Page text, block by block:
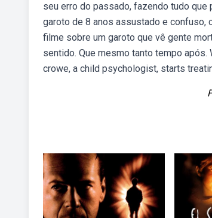
seu erro do passado, fazendo tudo
garoto de 8 anos assustado e confuso,
filme sobre um garoto que vê gente
sentido. Que mesmo tanto tempo
crowe, a child psychologist, starts